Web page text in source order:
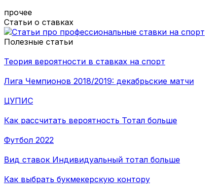
прочее
Статьи о ставках
Полезные статьи
Теория вероятности в ставках на спорт
Лига Чемпионов 2018/2019: декабрьские матчи
ЦУПИС
Как рассчитать вероятность Тотал больше
Футбол 2022
Вид ставок Индивидуальный тотал больше
Как выбрать букмекерскую контору